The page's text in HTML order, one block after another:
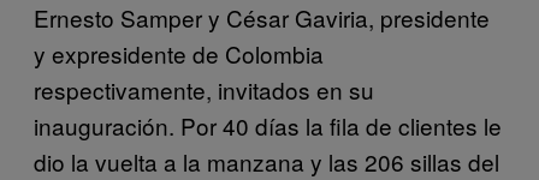
Ernesto Samper y César Gaviria, presidente
y expresidente de Colombia
respectivamente, invitados en su
inauguración. Por 40 días la fila de clientes le
dio la vuelta a la manzana y las 206 sillas del